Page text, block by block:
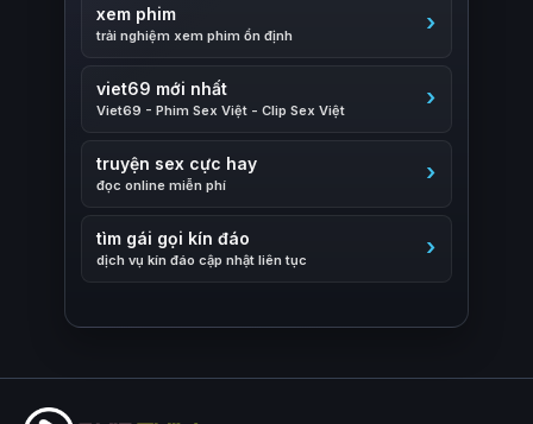
xem phim
trải nghiệm xem phim ổn định
viet69 mới nhất
Viet69 - Phim Sex Việt - Clip Sex Việt
truyện sex cực hay
đọc online miễn phí
tìm gái gọi kín đáo
dịch vụ kín đáo cập nhật liên tục